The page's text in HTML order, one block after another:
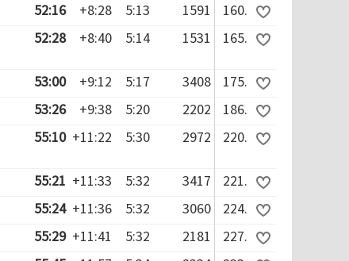
52:16 +8:28 5:13 1591
160.
52:28 +8:40 5:14 1531 165.
53:00 +9:12 5:17 3408
175.
53:26 +9:38 5:20 2202
186.
55:10 +11:22 5:30 2972 220.
55:21 +11:33 5:32 3417
221.
55:24 +11:36 5:32 3060
224.
55:29 +11:41 5:32 2181
227.